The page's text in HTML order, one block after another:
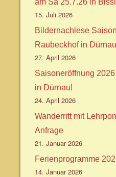
am Sa 25.7.26 in
15. Juli 2026
Bildernachlese
Raubeckhof in
27. April 2026
Saisoneröffnung
in Dürnau!
24. April 2026
Wanderritt mit
Anfrage
21. Januar 2026
Ferienprogramme
14. Januar 2026